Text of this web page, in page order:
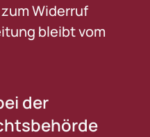
Widerruf
bleibt vom
der